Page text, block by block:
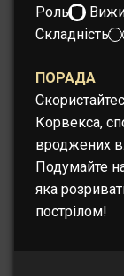
Роль:
Складність:
ПОРАДА
Корвекса,
вроджених
Подумайте
яка
пострілом!